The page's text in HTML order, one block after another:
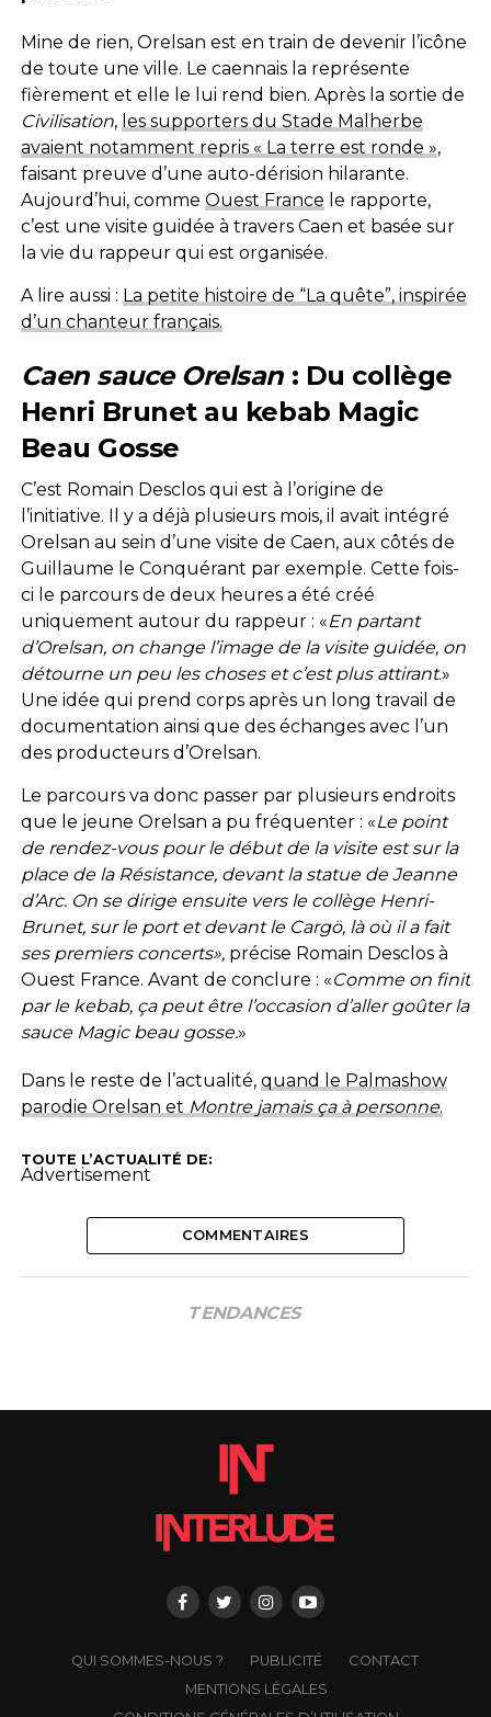
Mine de rien, Orelsan est en train de devenir l’icône
de toute une ville. Le caennais la représente
fièrement et elle le lui rend bien. Après la sortie de
Civilisation, les supporters du Stade Malherbe
avaient notamment repris « La terre est ronde »,
faisant preuve d’une auto-dérision hilarante.
Aujourd’hui, comme Ouest France le rapporte,
c’est une visite guidée à travers Caen et basée sur
la vie du rappeur qui est organisée.
A lire aussi : La petite histoire de “La quête”, inspirée
d’un chanteur français.
Caen sauce Orelsan : Du collège
Henri Brunet au kebab Magic
Beau Gosse
C’est Romain Desclos qui est à l’origine de
l’initiative. Il y a déjà plusieurs mois, il avait intégré
Orelsan au sein d’une visite de Caen, aux côtés de
Guillaume le Conquérant par exemple. Cette fois-
ci le parcours de deux heures a été créé
uniquement autour du rappeur : «En partant
d’Orelsan, on change l’image de la visite guidée, on
détourne un peu les choses et c’est plus attirant.»
Une idée qui prend corps après un long travail de
documentation ainsi que des échanges avec l’un
des producteurs d’Orelsan.
Le parcours va donc passer par plusieurs endroits
que le jeune Orelsan a pu fréquenter : «Le point
de rendez-vous pour le début de la visite est sur la
place de la Résistance, devant la statue de Jeanne
d’Arc. On se dirige ensuite vers le collège Henri-
Brunet, sur le port et devant le Cargö, là où il a fait
ses premiers concerts», précise Romain Desclos à
Ouest France. Avant de conclure : «Comme on finit
par le kebab, ça peut être l’occasion d’aller goûter la
sauce Magic beau gosse.»
Dans le reste de l’actualité, quand le Palmashow
parodie Orelsan et Montre jamais ça à personne.
TOUTE L’ACTUALITÉ DE:
Advertisement
COMMENTAIRES
TENDANCES
QUI SOMMES-NOUS ? PUBLICITÉ
CONTACT
MENTIONS LÉGALES